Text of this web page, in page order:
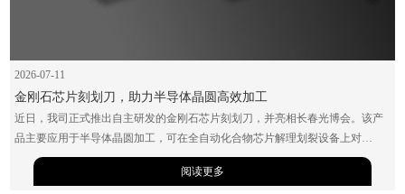
2026-07-11
金刚石芯片刻划刀，助力半导体晶圆高效加工
近日，我司正式推出自主研发的金刚石芯片刻划刀，并亮相长春光博会。该产
品主要应用于半导体晶圆加工，可在全自动化合物芯片解理划裂设备上对
GaAs、InP、GaN、SiC等材料进行精准切割，确保晶圆断裂后形成尺寸统一的
阅读更多